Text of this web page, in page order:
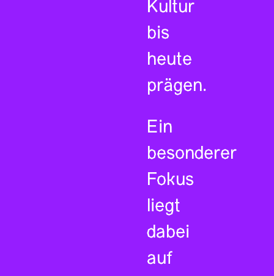
Kultur
bis
heute
prägen.
Ein
besonderer
Fokus
liegt
dabei
auf